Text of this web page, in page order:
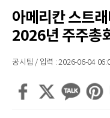
아메리칸 스트
2026년 주주총
공시팀 / 입력 : 2026-06-04